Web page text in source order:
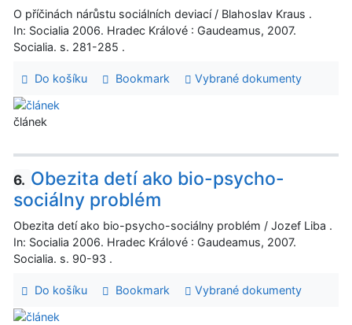
O příčinách nárůstu sociálních deviací / Blahoslav Kraus .
In: Socialia 2006. Hradec Králové : Gaudeamus, 2007.
Socialia. s. 281-285 .
Do košíku Bookmark Vybrané dokumenty
článek
6. Obezita detí ako bio-psycho-
sociálny problém
Obezita detí ako bio-psycho-sociálny problém / Jozef Liba .
In: Socialia 2006. Hradec Králové : Gaudeamus, 2007.
Socialia. s. 90-93 .
Do košíku Bookmark Vybrané dokumenty